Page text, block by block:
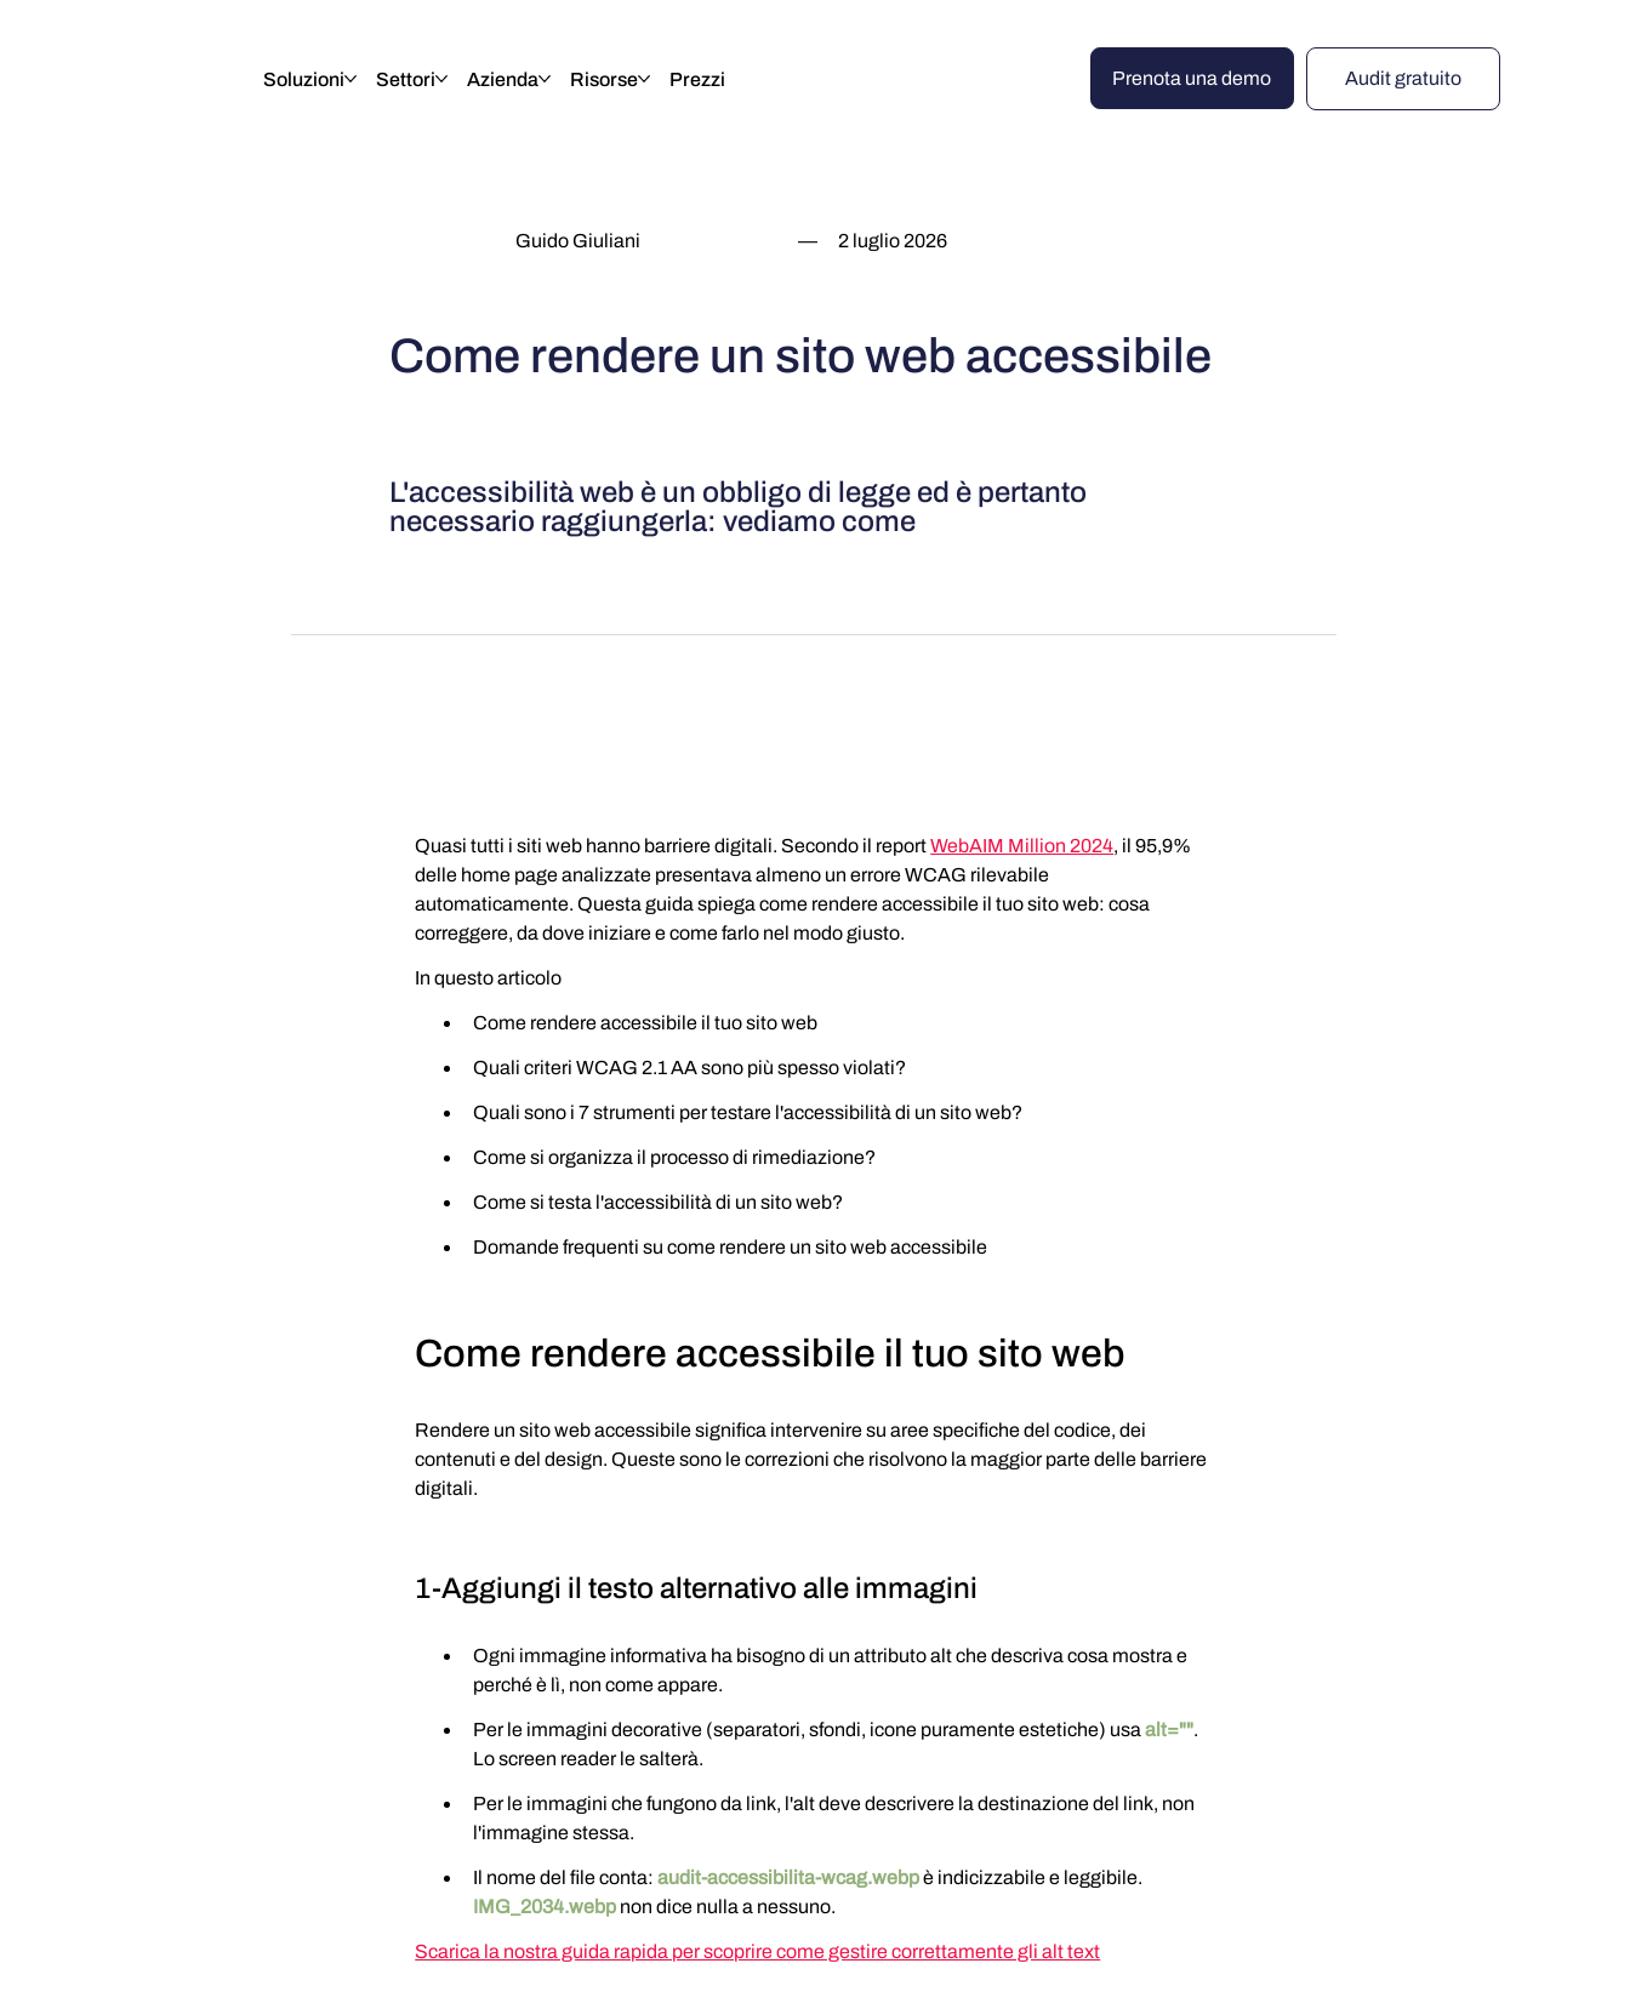
Soluzioni Settori Azienda Risorse Prezzi Prenota una demo Audit gratuito
Guido Giuliani — 2 luglio 2026
Come rendere un sito web accessibile
L'accessibilità web è un obbligo di legge ed è pertanto
necessario raggiungerla: vediamo come
Quasi tutti i siti web hanno barriere digitali. Secondo il report WebAIM Million 2024, il 95,9%
delle home page analizzate presentava almeno un errore WCAG rilevabile
automaticamente. Questa guida spiega come rendere accessibile il tuo sito web: cosa
correggere, da dove iniziare e come farlo nel modo giusto.
In questo articolo
Come rendere accessibile il tuo sito web
Quali criteri WCAG 2.1 AA sono più spesso violati?
Quali sono i 7 strumenti per testare l'accessibilità di un sito web?
Come si organizza il processo di rimediazione?
Come si testa l'accessibilità di un sito web?
Domande frequenti su come rendere un sito web accessibile
Come rendere accessibile il tuo sito web
Rendere un sito web accessibile significa intervenire su aree specifiche del codice, dei
contenuti e del design. Queste sono le correzioni che risolvono la maggior parte delle barriere
digitali.
1-Aggiungi il testo alternativo alle immagini
Ogni immagine informativa ha bisogno di un attributo alt che descriva cosa mostra e
perché è lì, non come appare.
Per le immagini decorative (separatori, sfondi, icone puramente estetiche) usa alt="".
Lo screen reader le salterà.
Per le immagini che fungono da link, l'alt deve descrivere la destinazione del link, non
l'immagine stessa.
Il nome del file conta: audit-accessibilita-wcag.webp è indicizzabile e leggibile.
IMG_2034.webp non dice nulla a nessuno.
Scarica la nostra guida rapida per scoprire come gestire correttamente gli alt text